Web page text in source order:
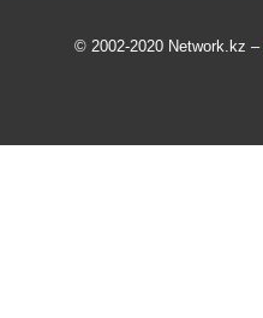
© 2002-2020 Network.kz –